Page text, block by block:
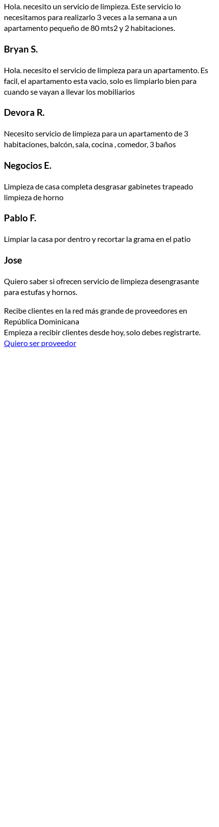
Hola. necesito un servicio de limpieza. Este servicio lo
necesitamos para realizarlo 3 veces a la semana a un
apartamento pequeño de 80 mts2 y 2 habitaciones.
Bryan S.
Hola. necesito el servicio de limpieza para un apartamento. Es
facil, el apartamento esta vacio, solo es limpiarlo bien para
cuando se vayan a llevar los mobiliarios
Devora R.
Necesito servicio de limpieza para un apartamento de 3
habitaciones, balcón, sala, cocina , comedor, 3 baños
Negocios E.
Limpieza de casa completa desgrasar gabinetes trapeado
limpieza de horno
Pablo F.
Limpiar la casa por dentro y recortar la grama en el patio
Jose
Quiero saber si ofrecen servicio de limpieza desengrasante
para estufas y hornos.
Recibe clientes en la red más grande de proveedores en
República Dominicana
Empieza a recibir clientes desde hoy, solo debes registrarte.
Quiero ser proveedor